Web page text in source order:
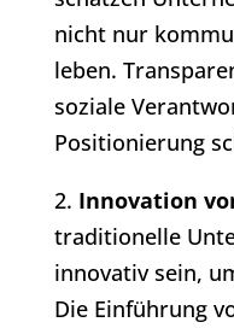
nicht nur
leben.
soziale
Positionierung
2. Innovation
traditionelle
innovativ sein,
Die Einführung